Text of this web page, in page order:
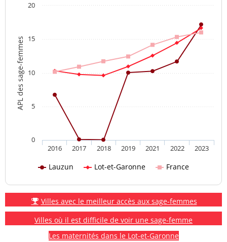
APL des sage-femmes
Lauzun Lot-et-Garonne France
2016 2017 2018 2019 2021 2022 2023
0
5
10
15
20
Villes avec le meilleur accès aux sage-femmes
Villes où il est difficile de voir une sage-femme
Les maternités dans le Lot-et-Garonne